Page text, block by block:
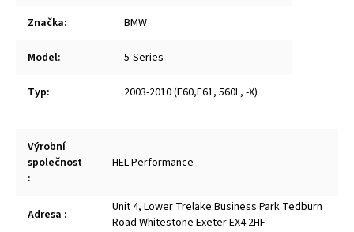
Značka: BMW
Model: 5-Series
Typ: 2003-2010 (E60,E61, 560L, -X)
Výrobní
společnost
:
HEL Performance
Adresa :
Unit 4, Lower Trelake Business Park Tedburn
Road Whitestone Exeter EX4 2HF